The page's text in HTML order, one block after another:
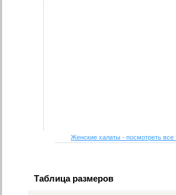
Женские халаты - посмотреть
Таблица размеров